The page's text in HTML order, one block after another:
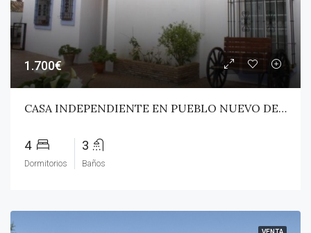
1.700€
CASA INDEPENDIENTE EN PUEBLO NUEVO DE GUADIARO!
4
Dormitorios
3
Baños